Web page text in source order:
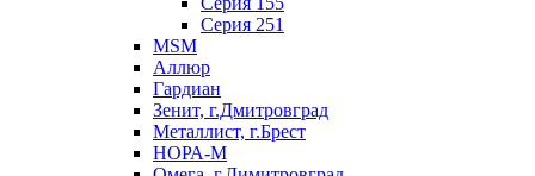
Серия 251
MSM
Аллюр
Гардиан
Зенит, г.Дмитровград
Металлист, г.Брест
НОРА-М